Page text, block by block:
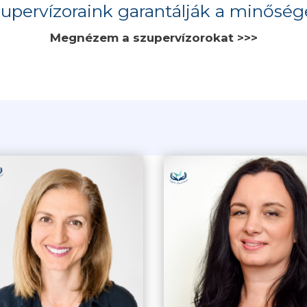
garantálják a
Megnézem a szupervízorokat >>>